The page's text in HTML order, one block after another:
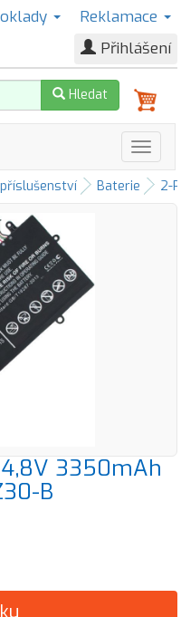
Reklamace
Přihlášení
Hledat
Baterie 2-
3350mAh
B